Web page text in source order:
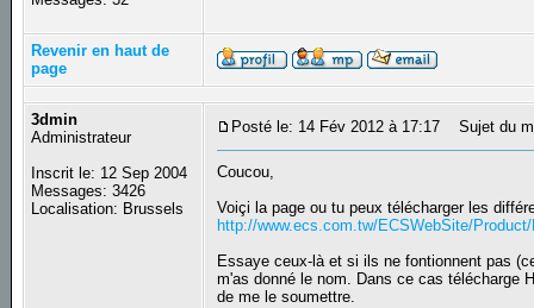
Revenir en haut de
page
3dmin
Administrateur
Inscrit le: 12 Sep 2004
Messages: 3426
Localisation: Brussels
Posté le: 14 Fév 2012 à 17:17 Sujet du
Coucou,
Voiçi la page ou tu peux télécharger les
http://www.ecs.com.tw/ECSWebSite/
Essaye ceux-là et si ils ne fontionnent pas
m'as donné le nom. Dans ce cas télécharge
de me le soumettre.